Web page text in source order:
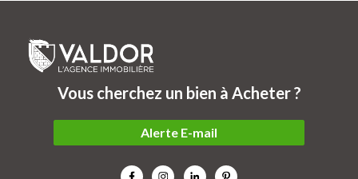
Vous cherchez un bien à Acheter ?
Alerte E-mail